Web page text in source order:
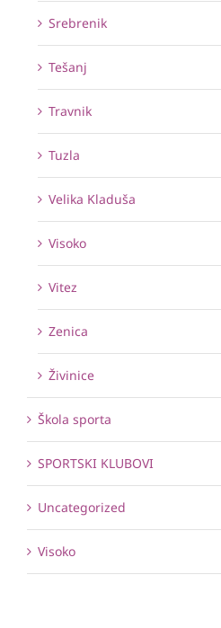
Srebrenik
Tešanj
Travnik
Tuzla
Velika Kladuša
Visoko
Vitez
Zenica
Živinice
Škola sporta
SPORTSKI KLUBOVI
Uncategorized
Visoko